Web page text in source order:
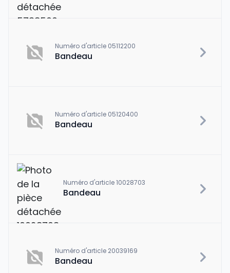
Numéro d'article 05112200
Bandeau
Numéro d'article 05120400
Bandeau
Numéro d'article 10028703
Bandeau
Numéro d'article 20039169
Bandeau